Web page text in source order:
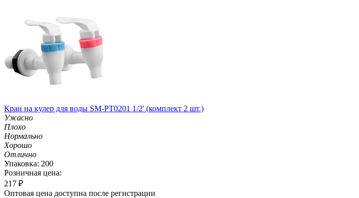
Кран на кулер для воды SM-PT0201 1/2' (комплект 2 шт.)
Ужасно
Плохо
Нормально
Хорошо
Отлично
Упаковка: 200
Розничная цена:
217 ₽
Оптовая цена доступна после регистрации